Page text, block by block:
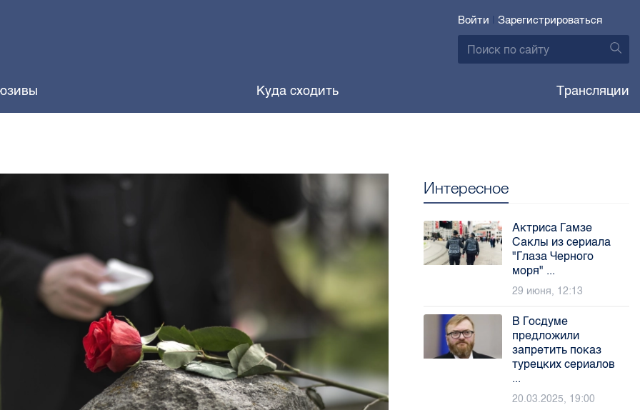
Войти | Зарегистрироваться
Куда сходить Трансляции
Интересное
Актриса Гамзе
Саклы из сериала
"Глаза Черного
моря" ...
29 июня, 12:13
В Госдуме
предложили
запретить показ
турецких сериалов
...
20.03.2025, 19:00